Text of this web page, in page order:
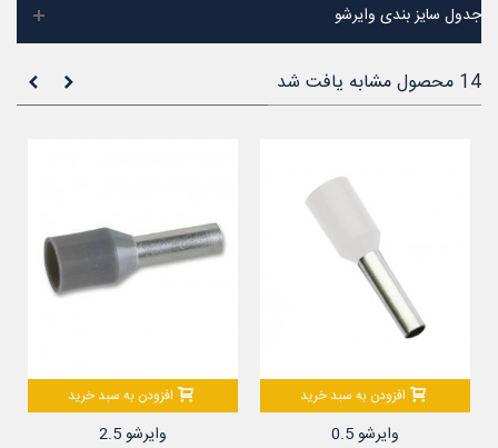
جدول سایز بندی وایرشو
14 محصول مشابه یافت شد
افزودن به سبد خرید
وایرشو 2.5
افزودن به سبد خرید
وایرشو 0.5